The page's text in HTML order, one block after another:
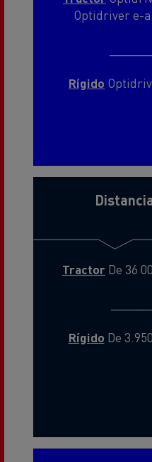
Optidriver e-
Rígido
Tractor De 36
Rígido De